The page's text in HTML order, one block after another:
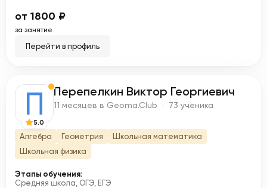
от 1800 ₽
за занятие
Перейти в профиль
П
5.0
Перепелкин Виктор Георгиевич
11 месяцев в Geoma.Club · 73 ученика
Алгебра Геометрия
Школьная математика
Школьная физика
Этапы обучения:
Средняя школа, ОГЭ, ЕГЭ